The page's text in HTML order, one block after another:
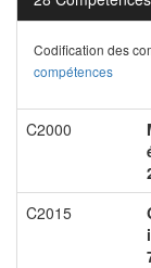
Codification des
compétences
C2000
C2015